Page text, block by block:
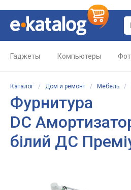
Гаджеты Компьютеры
Каталог / Дом и ремонт / Мебель /
Фурнитура
DC
білий ДС